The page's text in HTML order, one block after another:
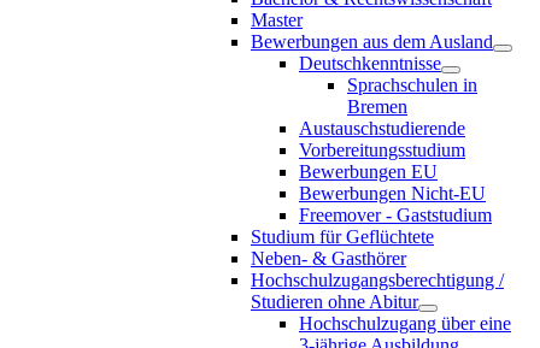
Master
Bewerbungen aus dem Ausland
Deutschkenntnisse
Sprachschulen in
Bremen
Austauschstudierende
Vorbereitungsstudium
Bewerbungen EU
Bewerbungen Nicht-EU
Freemover - Gaststudium
Studium für Geflüchtete
Neben- & Gasthörer
Hochschulzugangsberechtigung /
Studieren ohne Abitur
Hochschulzugang über eine